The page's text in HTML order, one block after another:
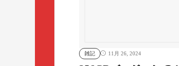
雑記 11月 26, 2024